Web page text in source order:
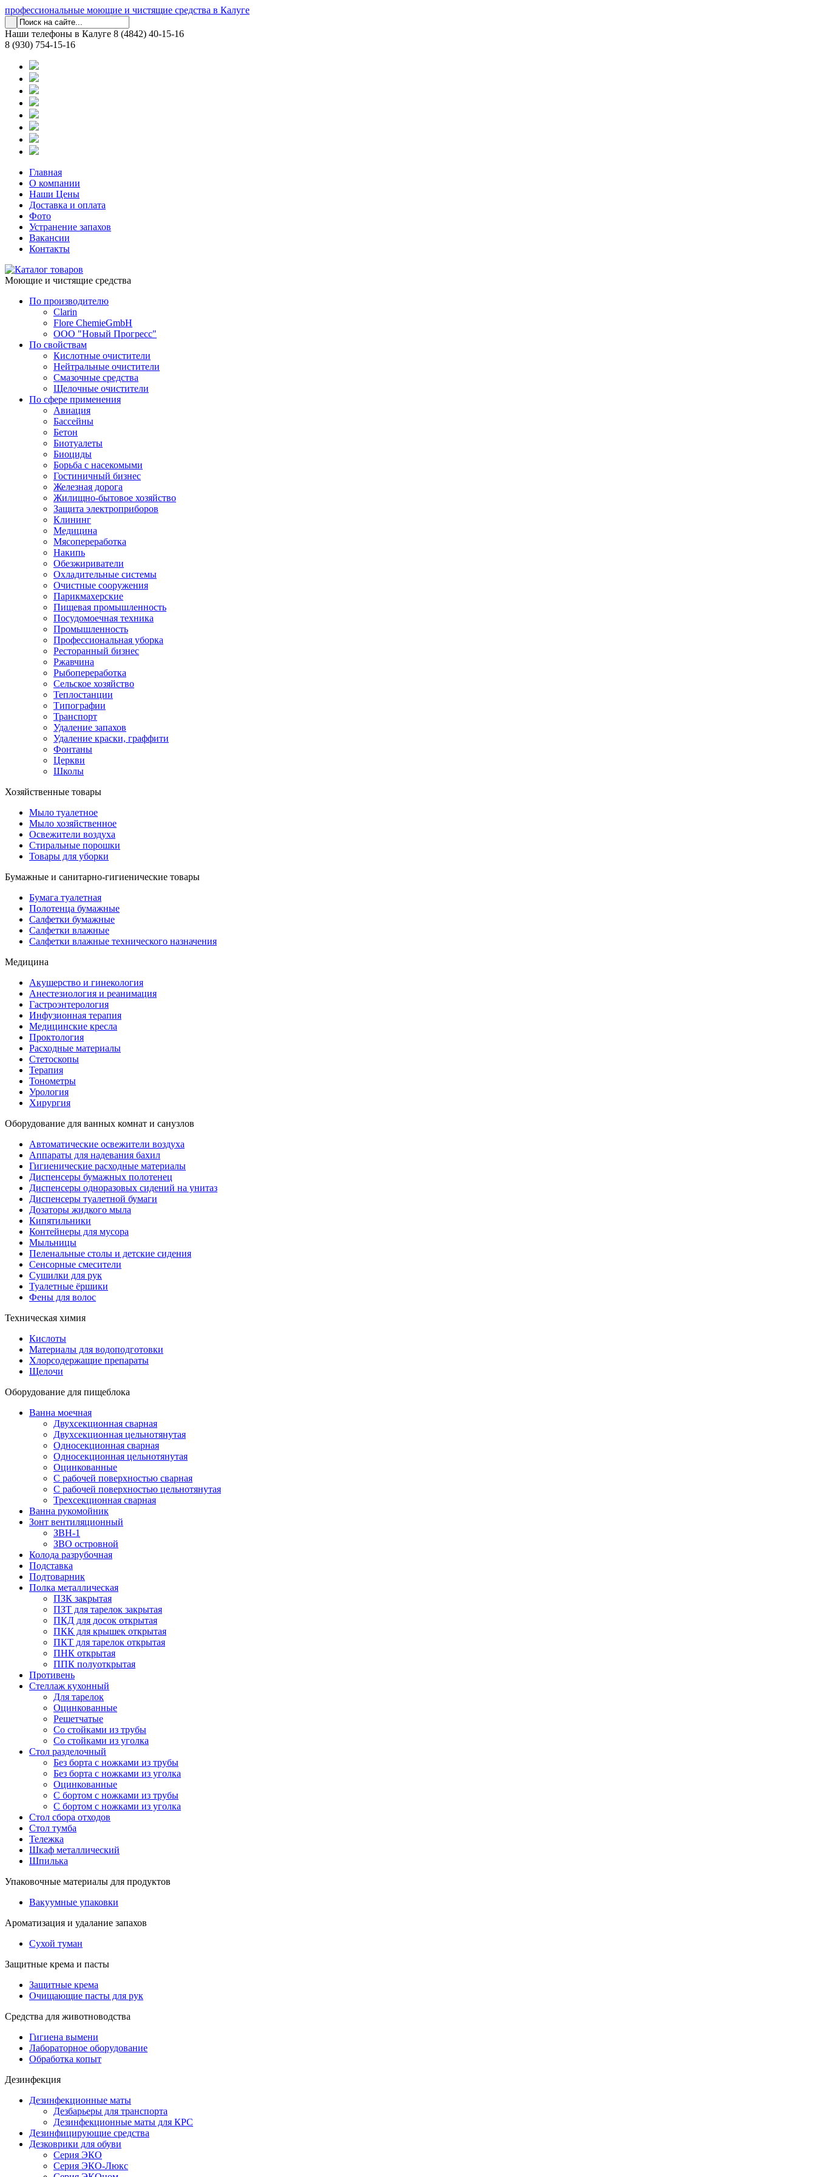
профессиональные моющие и чистящие средства в Калуге
Наши телефоны в Калуге 8 (4842) 40-15-16
8 (930) 754-15-16
Главная
О компании
Наши Цены
Доставка и оплата
Фото
Устранение запахов
Вакансии
Контакты
Моющие и чистящие средства
По производителю
Clarin
Flore ChemieGmbH
ООО "Новый Прогресс"
По свойствам
Кислотные очистители
Нейтральные очистители
Смазочные средства
Щелочные очистители
По сфере применения
Авиация
Бассейны
Бетон
Биотуалеты
Биоциды
Борьба с насекомыми
Гостиничный бизнес
Железная дорога
Жилищно-бытовое хозяйство
Защита электроприборов
Клининг
Медицина
Мясопереработка
Накипь
Обезжириватели
Охладительные системы
Очистные сооружения
Парикмахерские
Пищевая промышленность
Посудомоечная техника
Промышленность
Профессиональная уборка
Ресторанный бизнес
Ржавчина
Рыбопереработка
Сельское хозяйство
Теплостанции
Типографии
Транспорт
Удаление запахов
Удаление краски, граффити
Фонтаны
Церкви
Школы
Хозяйственные товары
Мыло туалетное
Мыло хозяйственное
Освежители воздуха
Стиральные порошки
Товары для уборки
Бумажные и санитарно-гигиенические товары
Бумага туалетная
Полотенца бумажные
Салфетки бумажные
Салфетки влажные
Салфетки влажные технического назначения
Медицина
Акушерство и гинекология
Анестезиология и реанимация
Гастроэнтерология
Инфузионная терапия
Медицинские кресла
Проктология
Расходные материалы
Стетоскопы
Терапия
Тонометры
Урология
Хирургия
Оборудование для ванных комнат и санузлов
Автоматические освежители воздуха
Аппараты для надевания бахил
Гигиенические расходные материалы
Диспенсеры бумажных полотенец
Диспенсеры одноразовых сидений на унитаз
Диспенсеры туалетной бумаги
Дозаторы жидкого мыла
Кипятильники
Контейнеры для мусора
Мыльницы
Пеленальные столы и детские сидения
Сенсорные смесители
Сушилки для рук
Туалетные ёршики
Фены для волос
Техническая химия
Кислоты
Материалы для водоподготовки
Хлорсодержащие препараты
Щелочи
Оборудование для пищеблока
Ванна моечная
Двухсекционная сварная
Двухсекционная цельнотянутая
Односекционная сварная
Односекционная цельнотянутая
Оцинкованные
С рабочей поверхностью сварная
С рабочей поверхностью цельнотянутая
Трехсекционная сварная
Ванна рукомойник
Зонт вентиляционный
ЗВН-1
ЗВО островной
Колода разрубочная
Подставка
Подтоварник
Полка металлическая
ПЗК закрытая
ПЗТ для тарелок закрытая
ПКД для досок открытая
ПКК для крышек открытая
ПКТ для тарелок открытая
ПНК открытая
ППК полуоткрытая
Противень
Стеллаж кухонный
Для тарелок
Оцинкованные
Решетчатые
Со стойками из трубы
Со стойками из уголка
Стол разделочный
Без борта с ножками из трубы
Без борта с ножками из уголка
Оцинкованные
С бортом с ножками из трубы
С бортом с ножками из уголка
Стол сбора отходов
Стол тумба
Тележка
Шкаф металлический
Шпилька
Упаковочные материалы для продуктов
Вакуумные упаковки
Ароматизация и удалание запахов
Сухой туман
Защитные крема и пасты
Защитные крема
Очищающие пасты для рук
Средства для животноводства
Гигиена вымени
Лабораторное оборудование
Обработка копыт
Дезинфекция
Дезинфекционные маты
Дезбарьеры для транспорта
Дезинфекционные маты для КРС
Дезинфицирующие средства
Дезковрики для обуви
Серия ЭКО
Серия ЭКО-Люкс